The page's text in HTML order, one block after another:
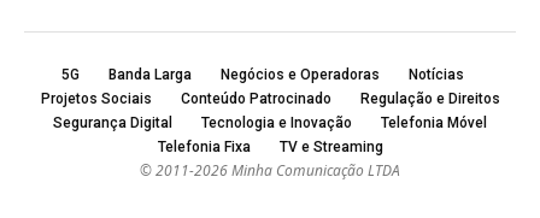
5G Banda Larga Negócios e Operadoras
Notícias
Projetos Sociais
Conteúdo Patrocinado
Regulação e Direitos
Segurança Digital
Tecnologia e Inovação
Telefonia Móvel
Telefonia Fixa
TV e Streaming
© 2011-2026 Minha Comunicação LTDA